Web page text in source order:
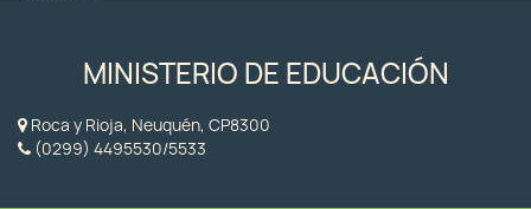
MINISTERIO DE EDUCACIÓN
Roca y Rioja, Neuquén, CP8300
(0299) 4495530/5533